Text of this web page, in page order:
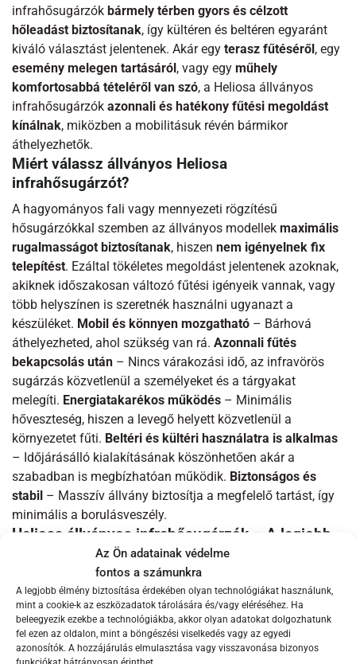
Az Ön adatainak védelme
fontos a számunkra
A legjobb élmény biztosítása érdekében olyan technológiákat használunk,
mint a cookie-k az eszközadatok tárolására és/vagy eléréséhez. Ha
beleegyezik ezekbe a technológiákba, akkor olyan adatokat dolgozhatunk
fel ezen az oldalon, mint a böngészési viselkedés vagy az egyedi
azonosítók. A hozzájárulás elmulasztása vagy visszavonása bizonyos
infrahősugárzók bármely térben gyors és célzott
hőleadást biztosítanak, így kültéren és beltéren egyaránt
kiváló választást jelentenek. Akár egy terasz fűtéséről , egy
esemény melegen tartásáról , vagy egy műhely
komfortosabbá tételéről van szó, a Heliosa állványos
infrahősugárzók azonnali és hatékony fűtési megoldást
kínálnak, miközben a mobilitásuk révén bármikor
áthelyezhetők.
Miért válassz állványos Heliosa
infrahősugárzót?
A hagyományos fali vagy mennyezeti rögzítésű
hősugárzókkal szemben az állványos modellek maximális
rugalmasságot biztosítanak, hiszen nem igényelnek fix
telepítést. Ezáltal tökéletes megoldást jelentenek azoknak,
akiknek időszakosan változó fűtési igényeik vannak, vagy
több helyszínen is szeretnék használni ugyanazt a
készüléket. Mobil és könnyen mozgatható – Bárhová
áthelyezheted, ahol szükség van rá. Azonnali fűtés
bekapcsolás után – Nincs várakozási idő, az infravörös
sugárzás közvetlenül a személyeket és a tárgyakat
melegíti. Energiatakarékos működés – Minimális
hőveszteség, hiszen a levegő helyett közvetlenül a
környezetet fűti. Beltéri és kültéri használatra is alkalmas
– Időjárásálló kialakításának köszönhetően akár a
szabadban is megbízhatóan működik. Biztonságos és
stabil – Masszív állvány biztosítja a megfelelő tartást, így
minimális a borulásveszély.
Heliosa állványos infrahősugárzók – A legjobb
megoldás változó környezetekhez
Az állványos infrahősugárzókszámos felhasználási
területen tökéletesen megállják a helyüket, hiszen
mozgathatóságuk révén mindig ott biztosítanak meleget,
ahol éppen szükség van rá.Otthoni teraszok és erkélyek
Nincs szükség fali vagy mennyezeti rögzítésre, egyszerűen